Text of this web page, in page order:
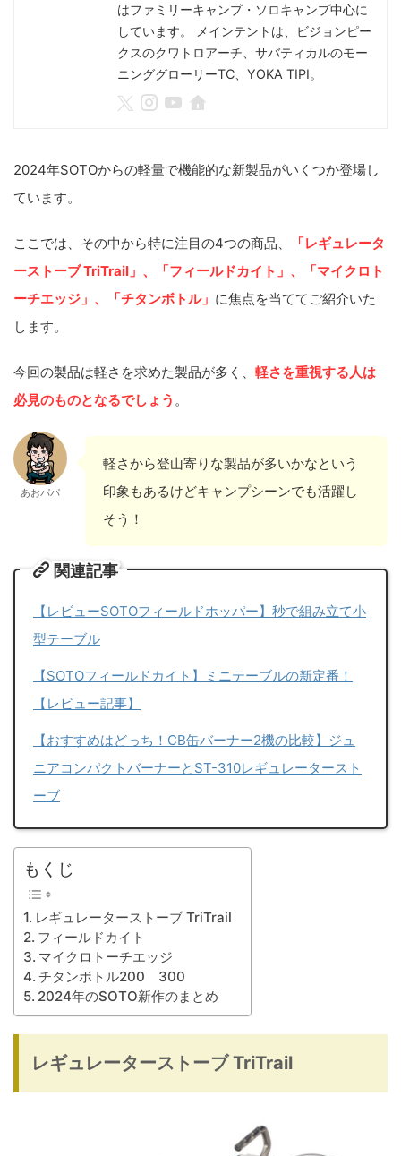
はファミリーキャンプ・ソロキャンプ中心に
しています。 メインテントは、ビジョンピー
クスのクワトロアーチ、サバティカルのモー
ニンググローリーTC、YOKA TIPI。
2024年SOTOからの軽量で機能的な新製品がいくつか登場し
ています。
ここでは、その中から特に注目の4つの商品、
「レギュレータ
ーストーブ TriTrail」、「フィールドカイト」、「マイクロト
ーチエッジ」、「チタンボトル」 に焦点を当ててご紹介いた
します。
今回の製品は軽さを求めた製品が多く、 軽さを重視する人は
必見のものとなるでしょう 。
あおパパ
軽さから登山寄りな製品が多いかなという
印象もあるけどキャンプシーンでも活躍し
そう！
関連記事
【レビューSOTOフィールドホッパー】秒で組み立て小
型テーブル
【SOTOフィールドカイト】ミニテーブルの新定番！
【レビュー記事】
【おすすめはどっち！CB缶バーナー2機の比較】ジュ
ニアコンパクトバーナーとST-310レギュレータースト
ーブ
もくじ
レギュレーターストーブ TriTrail
フィールドカイト
マイクロトーチエッジ
チタンボトル200 300
2024年のSOTO新作のまとめ
レギュレーターストーブ TriTrail